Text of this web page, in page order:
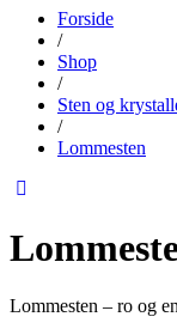
Forside
/
Shop
/
Sten og
/
Lommesten
Lommesten – ro og